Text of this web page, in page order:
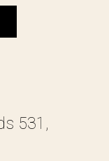
531,